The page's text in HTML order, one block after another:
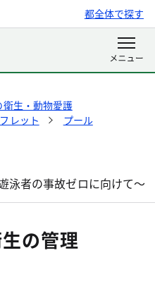
都全体で探す
衛生・動物愛護
レット
プール
泳者の事故ゼロに向けて～
の管理